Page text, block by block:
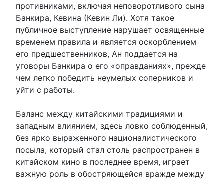
противниками, включая неповоротливого сына
Банкира, Кевина (Кевин Ли). Хотя такое
публичное выступление нарушает освященные
временем правила и является оскорблением
его предшественников, Ан поддается на
уговоры Банкира о его «оправданиях», прежде
чем легко победить неумелых соперников и
уйти с работы.
Баланс между китайскими традициями и
западным влиянием, здесь ловко соблюденный,
без ярко выраженного националистического
посыла, который стал столь распространен в
китайском кино в последнее время, играет
важную роль в обостряющейся вражде между